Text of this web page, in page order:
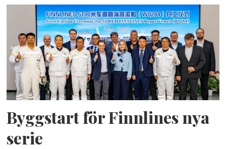
Byggstart för Finnlines nya
serie